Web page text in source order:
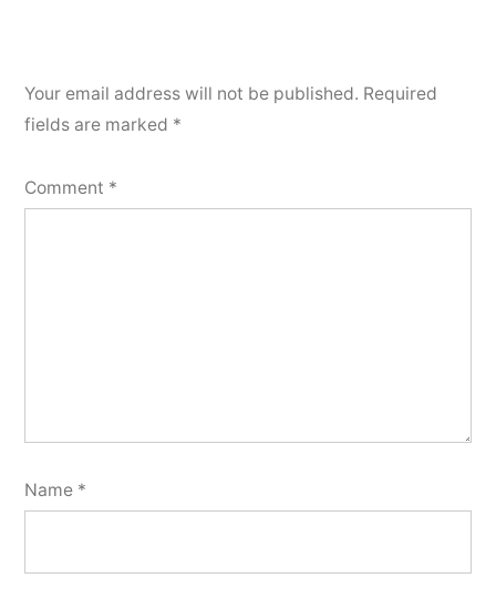
Your email address will not be published. Required
fields are marked *
Comment *
Name *